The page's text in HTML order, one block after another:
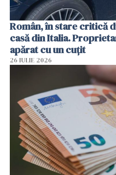
Român, în stare critică
casă din Italia.
apărat cu un cuțit
26 IULIE 2026